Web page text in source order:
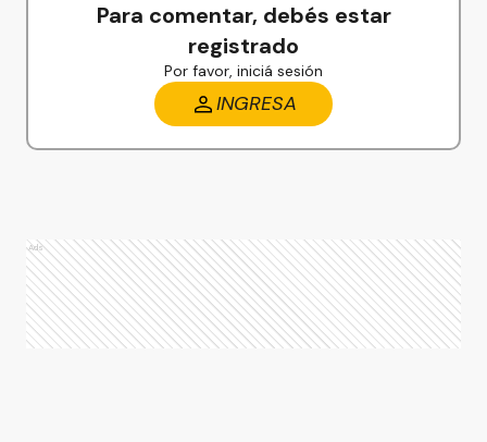
Para comentar, debés estar
registrado
Por favor, iniciá sesión
INGRESA
Ads